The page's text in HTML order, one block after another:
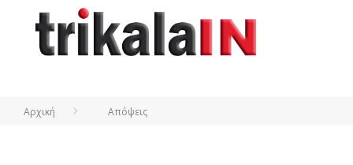
Αρχική Απόψεις